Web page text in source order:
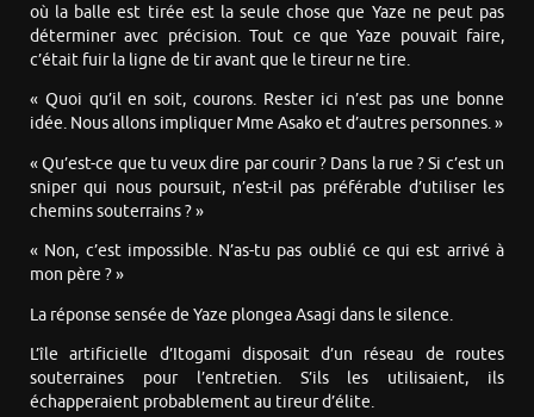
où la balle est tirée est la seule chose que Yaze ne peut pas
déterminer avec précision. Tout ce que Yaze pouvait faire,
c’était fuir la ligne de tir avant que le tireur ne tire.
« Quoi qu’il en soit, courons. Rester ici n’est pas une bonne
idée. Nous allons impliquer Mme Asako et d’autres personnes. »
« Qu’est-ce que tu veux dire par courir ? Dans la rue ? Si c’est un
sniper qui nous poursuit, n’est-il pas préférable d’utiliser les
chemins souterrains ? »
« Non, c’est impossible. N’as-tu pas oublié ce qui est arrivé à
mon père ? »
La réponse sensée de Yaze plongea Asagi dans le silence.
L’île artificielle d’Itogami disposait d’un réseau de routes
souterraines pour l’entretien. S’ils les utilisaient, ils
échapperaient probablement au tireur d’élite.